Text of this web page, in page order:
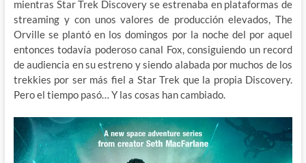
mientras Star Trek Discovery se estrenaba en plataformas de
streaming y con unos valores de producción elevados, The
Orville se plantó en los domingos por la noche del por aquel
entonces todavía poderoso canal Fox, consiguiendo un record
de audiencia en su estreno y siendo alabada por muchos de los
trekkies por ser más fiel a Star Trek que la propia Discovery.
Pero el tiempo pasó… Y las cosas han cambiado.